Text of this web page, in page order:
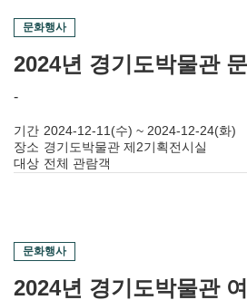
문화행사
-
기간 2024-12-11(수) ~ 2024-12-24(화)
장소 경기도박물관 제2기획전시실
대상 전체 관람객
문화행사